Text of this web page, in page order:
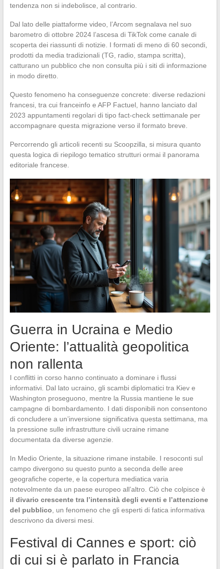
tendenza non si indebolisce, al contrario.
Dal lato delle piattaforme video, l’Arcom segnalava nel suo
barometro di ottobre 2024 l’ascesa di TikTok come canale di
scoperta dei riassunti di notizie. I formati di meno di 60 secondi,
prodotti da media tradizionali (TG, radio, stampa scritta),
catturano un pubblico che non consulta più i siti di informazione
in modo diretto.
Questo fenomeno ha conseguenze concrete: diverse redazioni
francesi, tra cui franceinfo e AFP Factuel, hanno lanciato dal
2023 appuntamenti regolari di tipo fact-check settimanale per
accompagnare questa migrazione verso il formato breve.
Percorrendo gli articoli recenti su Scoopzilla, si misura quanto
questa logica di riepilogo tematico strutturi ormai il panorama
editoriale francese.
Guerra in Ucraina e Medio
Oriente: l’attualità geopolitica
non rallenta
I conflitti in corso hanno continuato a dominare i flussi
informativi. Dal lato ucraino, gli scambi diplomatici tra Kiev e
Washington proseguono, mentre la Russia mantiene le sue
campagne di bombardamento. I dati disponibili non consentono
di concludere a un’inversione significativa questa settimana, ma
la pressione sulle infrastrutture civili ucraine rimane
documentata da diverse agenzie.
In Medio Oriente, la situazione rimane instabile. I resoconti sul
campo divergono su questo punto a seconda delle aree
geografiche coperte, e la copertura mediatica varia
notevolmente da un paese europeo all’altro. Ciò che colpisce è
il divario crescente tra l’intensità degli eventi e l’attenzione
del pubblico , un fenomeno che gli esperti di fatica informativa
descrivono da diversi mesi.
Festival di Cannes e sport: ciò
di cui si è parlato in Francia